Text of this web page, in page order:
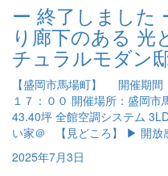
ー 終了しました
り廊下のある 光
チュラルモダン
【盛岡市馬場町】 開催期間
１７：００ 開催場所：盛岡市
43.40坪 全館空調システム
い家＠ 【見どころ】 ▶ 開放
2025年7月3日